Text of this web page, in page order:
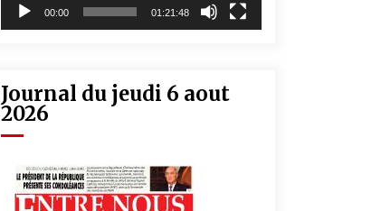
00:00 01:21:48
Journal du jeudi 6 aout
2026